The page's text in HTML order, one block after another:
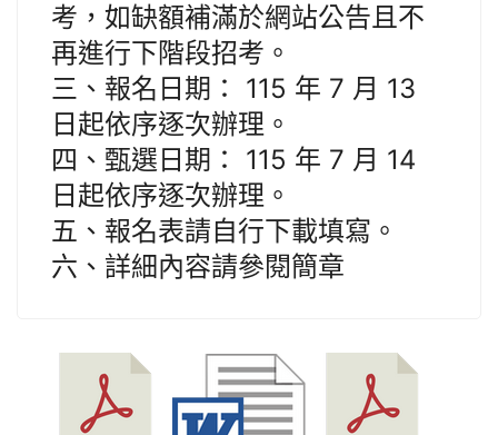
考，如缺額補滿於網站公告且不
再進行下階段招考。
三、報名日期： 115 年 7 月 13
日起依序逐次辦理。
四、甄選日期： 115 年 7 月 14
日起依序逐次辦理。
五、報名表請自行下載填寫。
六、詳細內容請參閱簡章